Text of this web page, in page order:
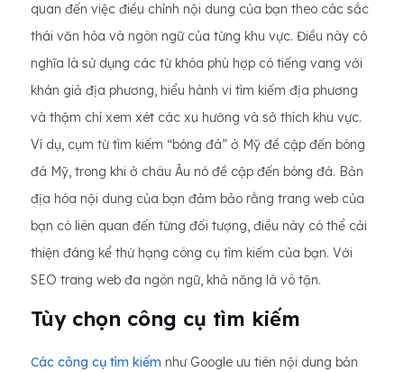
quan đến việc điều chỉnh nội dung của bạn theo các sắc
thái văn hóa và ngôn ngữ của từng khu vực. Điều này có
nghĩa là sử dụng các từ khóa phù hợp có tiếng vang với
khán giả địa phương, hiểu hành vi tìm kiếm địa phương
và thậm chí xem xét các xu hướng và sở thích khu vực.
Ví dụ, cụm từ tìm kiếm “bóng đá” ở Mỹ đề cập đến bóng
đá Mỹ, trong khi ở châu Âu nó đề cập đến bóng đá. Bản
địa hóa nội dung của bạn đảm bảo rằng trang web của
bạn có liên quan đến từng đối tượng, điều này có thể cải
thiện đáng kể thứ hạng công cụ tìm kiếm của bạn. Với
SEO trang web đa ngôn ngữ, khả năng là vô tận.
Tùy chọn công cụ tìm kiếm
Các công cụ tìm kiếm như Google ưu tiên nội dung bản